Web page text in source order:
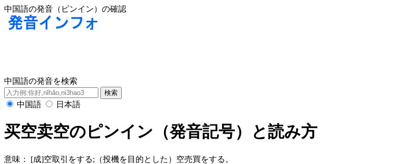
中国語の発音（ピンイン）の確認
中国語の発音を検索
中国語 日本語
买空卖空のピンイン（発音記号）と読み方
意味：
[成]空取引をする;（投機を目的とした）空売買をする。